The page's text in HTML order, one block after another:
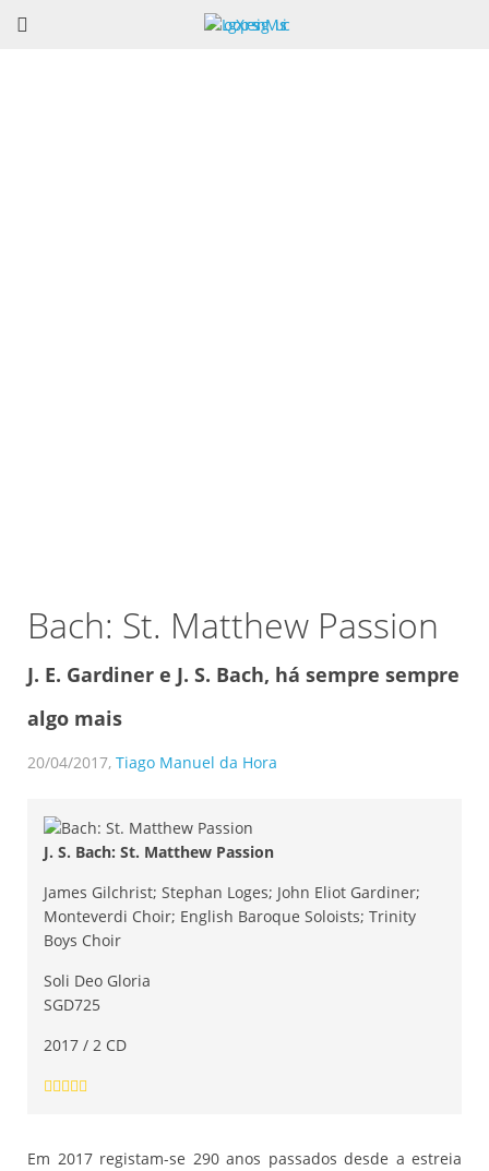
Bach: St. Matthew Passion
J. E. Gardiner e J. S. Bach, há sempre sempre
algo mais
20/04/2017, Tiago Manuel da Hora
J. S. Bach: St. Matthew Passion
James Gilchrist; Stephan Loges; John Eliot Gardiner;
Monteverdi Choir; English Baroque Soloists; Trinity
Boys Choir
Soli Deo Gloria
SGD725
2017 / 2 CD
Em 2017 registam-se 290 anos passados desde a estreia